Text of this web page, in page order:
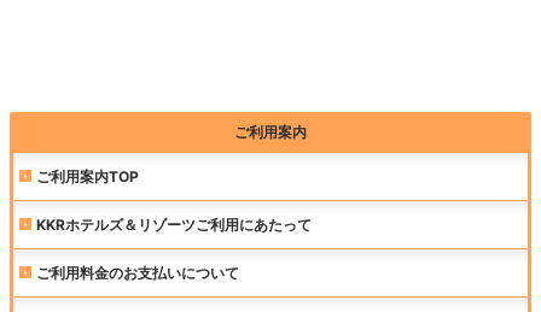
ご利用案内
ご利用案内TOP
KKRホテルズ＆リゾーツご利用にあたって
ご利用料金のお支払いについて